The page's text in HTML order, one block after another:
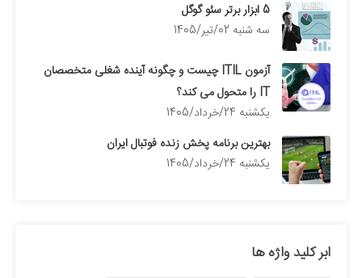
5 ابزار برتر سئو گوگل
سه شنبه 02/تیر/1405
آزمون ITIL چیست و چگونه آینده شغلی متخصصان
IT را متحول می کند؟
يكشنبه 24/خرداد/1405
بهترین برنامه پخش زنده فوتبال ایران
يكشنبه 24/خرداد/1405
ابر کلید واژه ها